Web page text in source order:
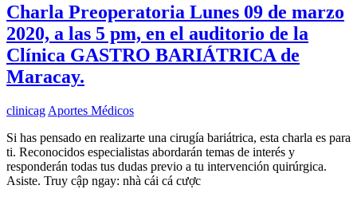
Charla Preoperatoria Lunes 09 de marzo
2020, a las 5 pm, en el auditorio de la
Clínica GASTRO BARIÁTRICA de
Maracay.
clinicag Aportes Médicos
Si has pensado en realizarte una cirugía bariátrica, esta charla es para
ti. Reconocidos especialistas abordarán temas de interés y
responderán todas tus dudas previo a tu intervención quirúrgica.
Asiste. Truy cập ngay: nhà cái cá cược